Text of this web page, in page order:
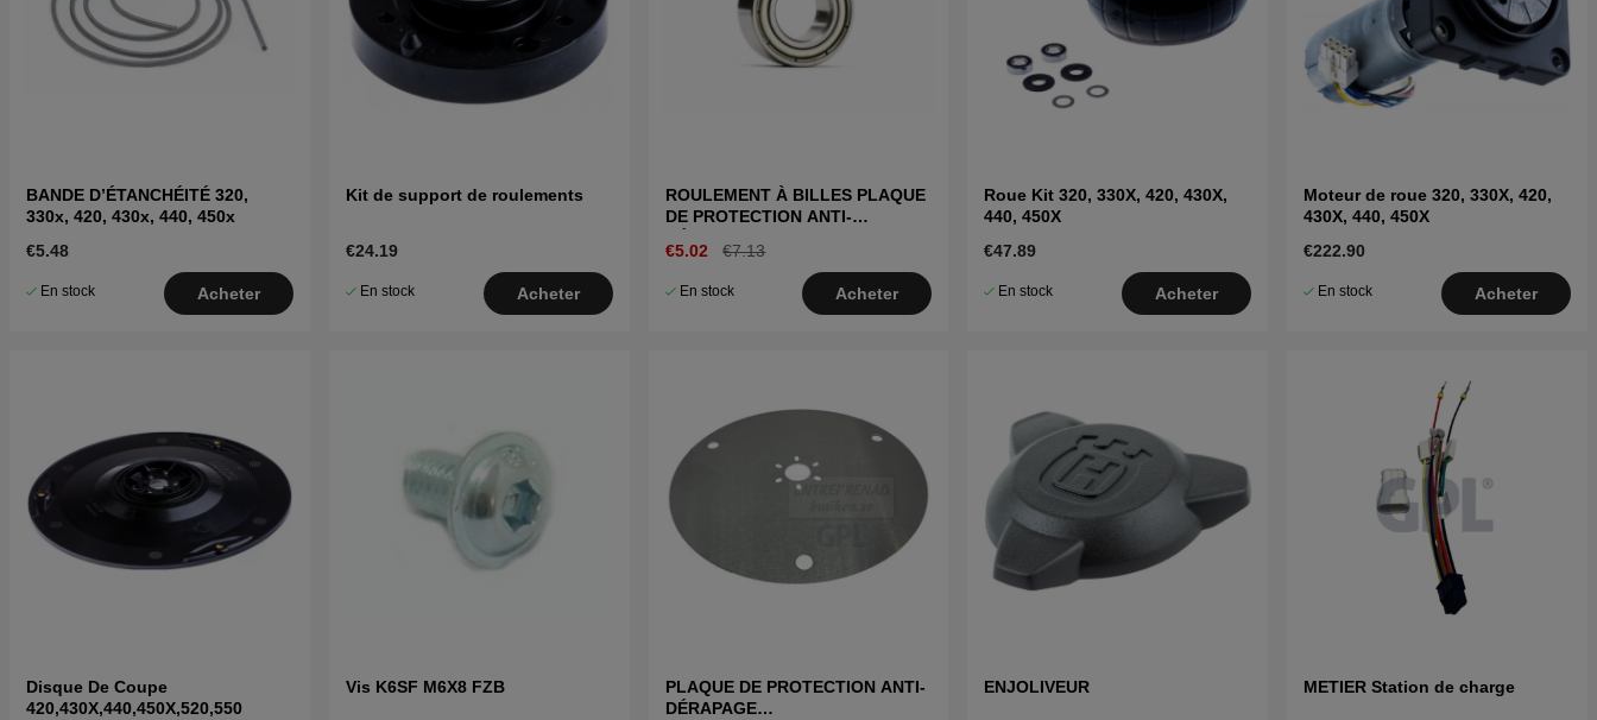
BANDE D’ÉTANCHÉITÉ 320,
330x, 420, 430x, 440, 450x
€5.48
En stock Acheter
Kit de support de roulements
€24.19
En stock Acheter
ROULEMENT À BILLES PLAQUE
DE PROTECTION ANTI-
€5.02 €7.13
En stock Acheter
Roue Kit 320, 330X, 420, 430X,
440, 450X
€47.89
En stock Acheter
Moteur de roue 320, 330X, 420,
430X, 440, 450X
€222.90
En stock Acheter
Disque De Coupe
420,430X,440,450X,520,550
Vis K6SF M6X8 FZB
PLAQUE DE PROTECTION ANTI-
DÉRAPAGE
ENJOLIVEUR METIER Station de charge